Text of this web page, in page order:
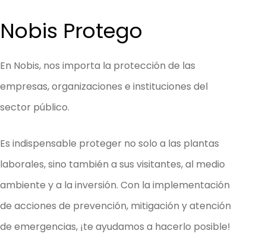
Nobis Protego
En Nobis, nos importa la protección de las
empresas, organizaciones e instituciones del
sector público.
Es indispensable proteger no solo a las plantas
laborales, sino también a sus visitantes, al medio
ambiente y a la inversión. Con la implementación
de acciones de prevención, mitigación y atención
de emergencias, ¡te ayudamos a hacerlo posible!